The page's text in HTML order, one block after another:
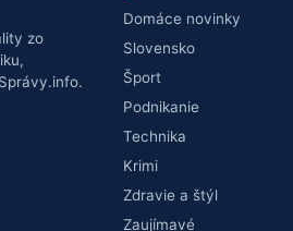
zo
Domáce novinky
Slovensko
Šport
Podnikanie
Technika
Krimi
Zdravie a štýl
Zaujímavé